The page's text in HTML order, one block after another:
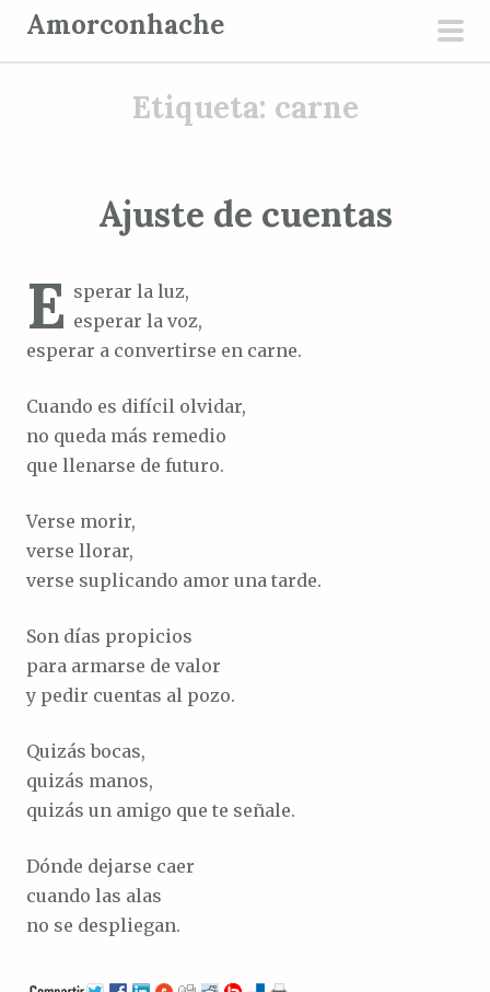
Amorconhache
Etiqueta: carne
Ajuste de cuentas
E sperar la luz,
esperar la voz,
esperar a convertirse en carne.
Cuando es difícil olvidar,
no queda más remedio
que llenarse de futuro.
Verse morir,
verse llorar,
verse suplicando amor una tarde.
Son días propicios
para armarse de valor
y pedir cuentas al pozo.
Quizás bocas,
quizás manos,
quizás un amigo que te señale.
Dónde dejarse caer
cuando las alas
no se despliegan.